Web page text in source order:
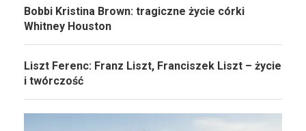
Bobbi Kristina Brown: tragiczne życie córki
Whitney Houston
Liszt Ferenc: Franz Liszt, Franciszek Liszt – życie
i twórczość